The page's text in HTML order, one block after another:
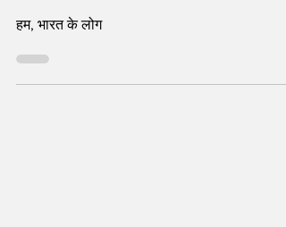
तो नहीं कराते ? जानिए - अपना गणतंत्र
दिवस यानी 26 जनवरी
हम, भारत के लोग